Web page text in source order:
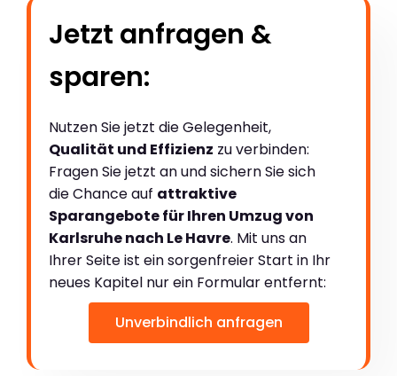
Jetzt anfragen &
sparen:
Nutzen Sie jetzt die Gelegenheit,
Qualität und Effizienz zu verbinden:
Fragen Sie jetzt an und sichern Sie sich
die Chance auf attraktive
Sparangebote für Ihren Umzug von
Karlsruhe nach Le Havre. Mit uns an
Ihrer Seite ist ein sorgenfreier Start in Ihr
neues Kapitel nur ein Formular entfernt:
Unverbindlich anfragen